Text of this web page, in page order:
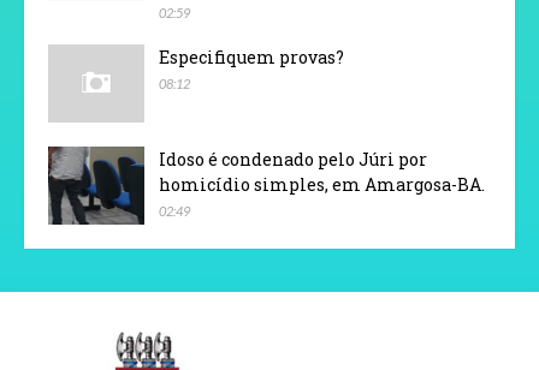
02:59
Especifiquem provas?
08:12
Idoso é condenado pelo Júri por
homicídio simples, em Amargosa-BA.
02:49